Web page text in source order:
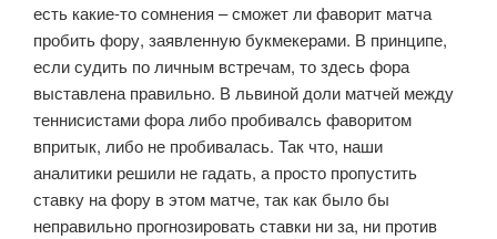
есть какие-то сомнения – сможет ли фаворит матча
пробить фору, заявленную букмекерами. В принципе,
если судить по личным встречам, то здесь фора
выставлена правильно. В львиной доли матчей между
теннисистами фора либо пробивалсь фаворитом
впритык, либо не пробивалась. Так что, наши
аналитики решили не гадать, а просто пропустить
ставку на фору в этом матче, так как было бы
неправильно прогнозировать ставки ни за, ни против